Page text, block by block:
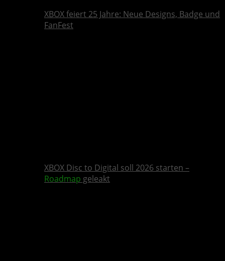
XBOX feiert 25 Jahre: Neue Designs, Badge und
FanFest
XBOX Disc to Digital soll 2026 starten –
Roadmap geleakt